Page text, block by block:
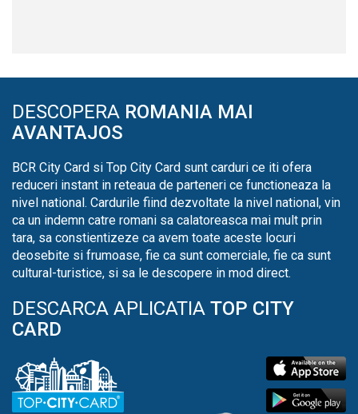
DESCOPERA ROMANIA MAI
AVANTAJOS
BCR City Card si Top City Card sunt carduri ce iti ofera
reduceri instant in reteaua de parteneri ce functioneaza la
nivel national. Cardurile fiind dezvoltate la nivel national, vin
ca un indemn catre romani sa calatoreasca mai mult prin
tara, sa constientizeze ca avem toate aceste locuri
deosebite si frumoase, fie ca sunt comerciale, fie ca sunt
cultural-turistice, si sa le descopere in mod direct.
DESCARCA APLICATIA TOP CITY
CARD